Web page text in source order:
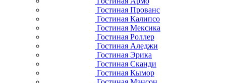
Гостиная Прованс
Гостиная Калипсо
Гостиная Мексика
Гостиная Роллер
Гостиная Аледжи
Гостиная Эрика
Гостиная Сканди
Гостиная Кымор